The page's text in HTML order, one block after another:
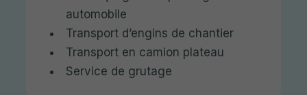
automobile
Transport d’engins de chantier
Transport en camion plateau
Service de grutage